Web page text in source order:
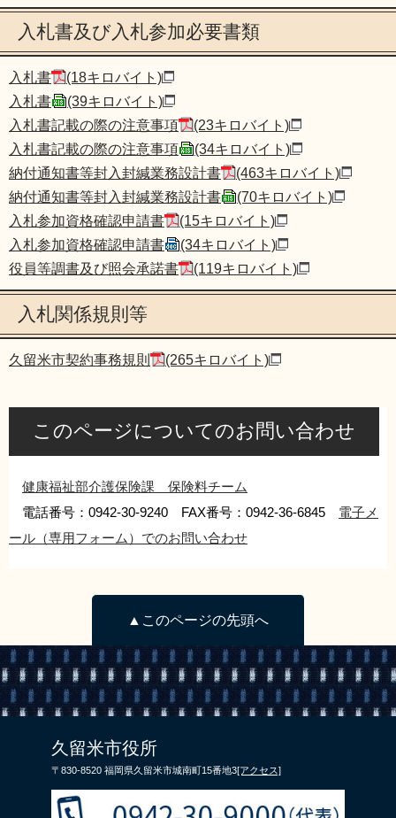
入札書及び入札参加必要書類
入札書
(18キロバイト)
入札書
(39キロバイト)
​入札書記載の際の注意事項
(23キロバイト)
入札書記載の際の注意事項
(34キロバイト)
​納付通知書等封入封緘業務設計書
(463キロバイト)
納付通知書等封入封緘業務設計書
(70キロバイト)
入札参加資格確認申請書
(15キロバイト)
入札参加資格確認申請書
(34キロバイト)
役員等調書及び照会承諾書
(119キロバイト)
入札関係規則等
久留米市契約事務規則 (265キロバイト)
このページについてのお問い合わせ
健康福祉部介護保険課 保険料チーム
電話番号：0942-30-9240 FAX番号：0942-36-6845 電子メ
ール（専用フォーム）でのお問い合わせ
▲このページの先頭へ
久留米市役所
〒830-8520 福岡県久留米市城南町15番地3[アクセス]